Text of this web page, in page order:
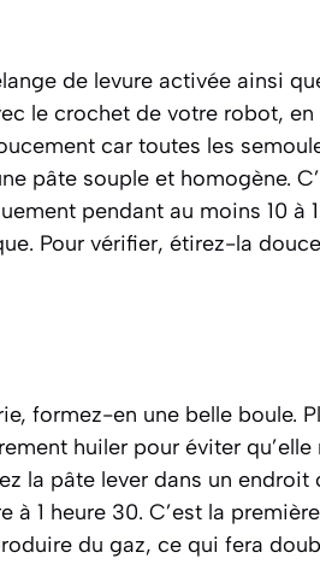
de levure activée ainsi
le crochet de votre robot,
car toutes les
pâte souple et homogène.
pendant au moins 10 à
. Pour vérifier, étirez-la
formez-en une belle boule.
huiler pour éviter
la pâte lever dans un endroit
à 1 heure 30. C’est la première
du gaz, ce qui fera